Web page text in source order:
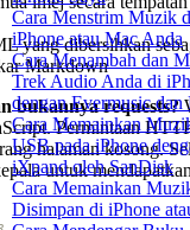
Cara Menstrim Muzik
iPhone atau Mac Anda
Cara Menambah dan
Trek Audio Anda di
dengan Evermusic dan
Cara Memainkan
USB pada iPhone
iXpand oleh SanDisk
Cara Memainkan
Disimpan di iPhone
yang dibersihkan
Markdown
bukannya requests?
Permintaan
halaman kosong.
untuk